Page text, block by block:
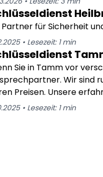
Partner für Sicherheit
• Lesezeit: 1min
Sie in Tamm vor
Wir sind
Preisen. Unsere
– egal
• Lesezeit: 1min